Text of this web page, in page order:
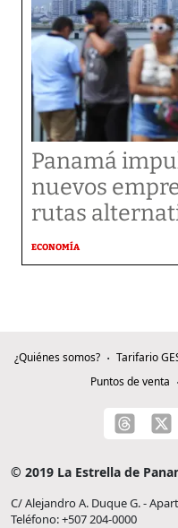
Panamá
nuevos
rutas
ECONOMÍA
¿Quiénes somos? Tarifario
Puntos de venta
© 2019 La Estrella de
C/ Alejandro A. Duque G. -
Teléfono: +507 204-0000